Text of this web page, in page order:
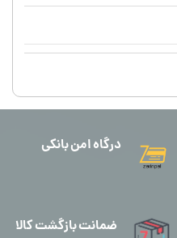
درگاه امن بانکی
ضمانت بازگشت کالا